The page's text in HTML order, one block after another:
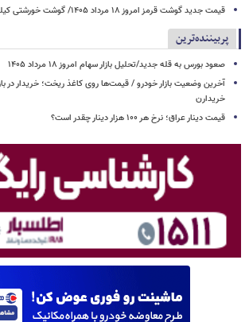
قیمت جدید گوشت قرمز امروز ۱۸ مرداد ۱۴۰۵/ گوشت خورشتی کیلویی چند شد؟ + جدول
پربیننده‌ترین
صعود بورس به قله جدید/تحلیل بازار سهام امروز ۱۸ مرداد ۱۴۰۵
آخرین وضعیت بازار خودرو / قیمت‌ها روی کاغذ ریخت؛ خریدار در
خریدارن
قیمت دینار عراق؛ نرخ هر ۱۰۰ هزار دینار چقدر است؟